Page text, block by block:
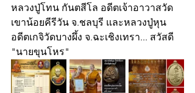
หลวงปู่โทน กันตสีโล อดีตเจ้าอาวาสวัด
เขาน้อยคีรีวัน จ.ชลบุรี และหลวงปู่หุน
อดีตเกจิวัดบางผึ้ง จ.ฉะเชิงเทรา... สวัสดี
"นายขุนโหร"